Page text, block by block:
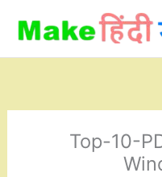
content
Top-10-